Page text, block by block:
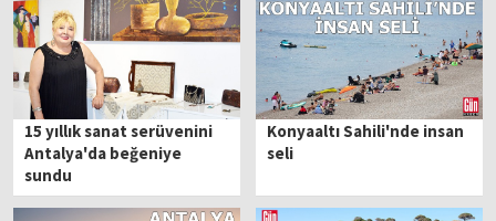
15 yıllık sanat serüvenini
Antalya'da beğeniye
sundu
Konyaaltı Sahili'nde insan
seli